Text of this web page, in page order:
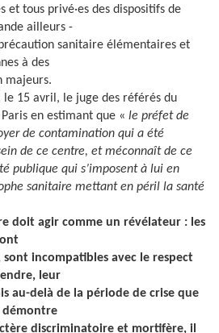
et tous privé·es des dispositifs de
ailleurs -
sanitaire élémentaires et
à des
majeurs.
le 15 avril, le juge des référés du
en estimant que « le préfet de
de contamination qui a été
de ce centre, et méconnaît de ce
publique qui s’imposent à lui en
sanitaire mettant en péril la santé
doit agir comme un révélateur : les
sont incompatibles avec le respect
leur
au-delà de la période de crise que
démontre
discriminatoire et mortifère, il